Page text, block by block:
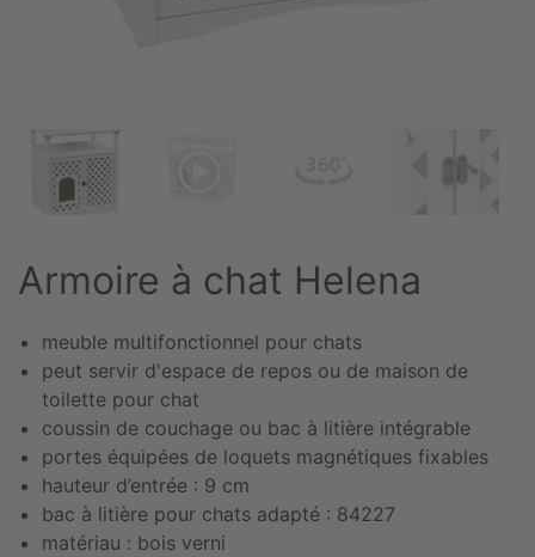
Armoire à chat Helena
meuble multifonctionnel pour chats
peut servir d'espace de repos ou de maison de
toilette pour chat
coussin de couchage ou bac à litière intégrable
portes équipées de loquets magnétiques fixables
hauteur d’entrée : 9 cm
bac à litière pour chats adapté : 84227
matériau : bois verni